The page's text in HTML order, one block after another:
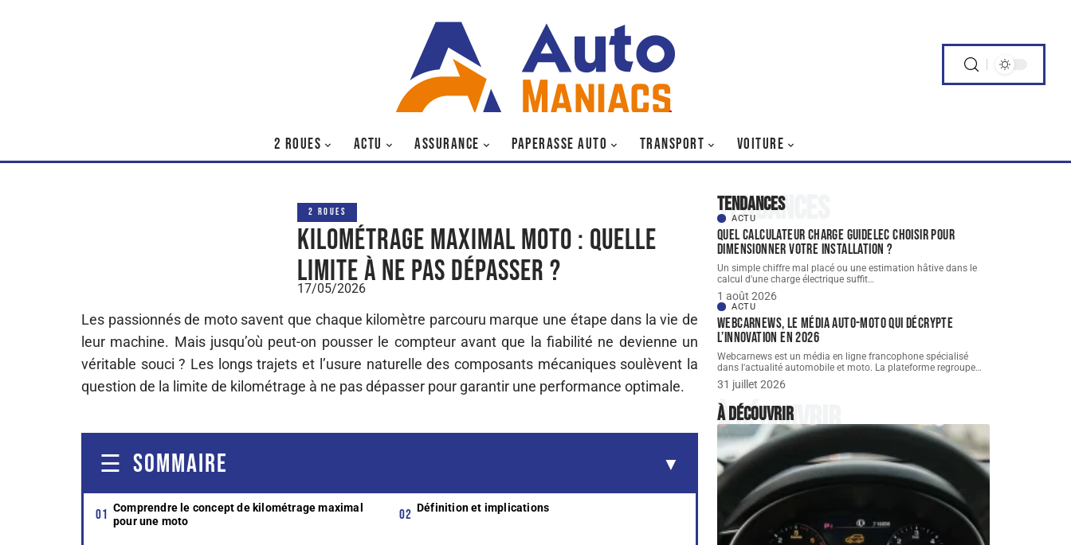
2 ROUES ACTU ASSURANCE PAPERASSE AUTO TRANSPORT VOITURE
2 ROUES
Kilométrage maximal moto : quelle
limite à ne pas dépasser ?
17/05/2026
Les passionnés de moto savent que chaque kilomètre parcouru marque une étape dans la vie de
leur machine. Mais jusqu’où peut-on pousser le compteur avant que la fiabilité ne devienne un
véritable souci ? Les longs trajets et l’usure naturelle des composants mécaniques soulèvent la
question de la limite de kilométrage à ne pas dépasser pour garantir une performance optimale.
SOMMAIRE
Comprendre le concept de kilométrage maximal
pour une moto
Définition et implications
Tendances
Tendances
ACTU
Quel Calculateur charge guidelec choisir pour
dimensionner votre installation ?
Un simple chiffre mal placé ou une estimation hâtive dans le
calcul d'une charge électrique suffit…
1 août 2026
ACTU
Webcarnews, le média auto-moto qui décrypte
l’innovation en 2026
Webcarnews est un média en ligne francophone spécialisé
dans l'actualité automobile et moto. La plateforme regroupe…
31 juillet 2026
À découvrir
À découvrir